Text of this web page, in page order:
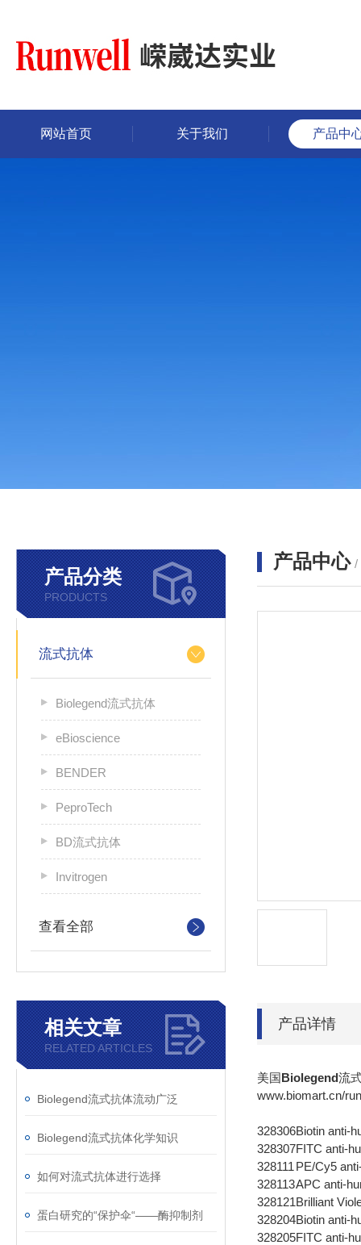
网站首页 关于我们 产品中
产品分类
PRODUCTS
流式抗体
Biolegend流式抗体
eBioscience
BENDER
PeproTech
BD流式抗体
Invitrogen
查看全部
相关文章
RELATED ARTICLES
Biolegend流式抗体流动广泛
Biolegend流式抗体化学知识
如何对流式抗体进行选择
蛋白研究的“保护伞“——酶抑制剂
产品中心 /
产品详情
美国Biolegend流
www.biomart.cn/
328306Biotin anti-
328307FITC anti-
328111 PE/Cy5
328113APC anti-
328121Brilliant
328204Biotin anti-
328205FITC anti-